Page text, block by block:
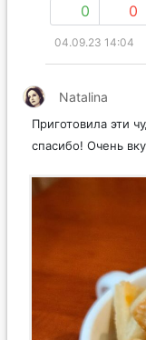
0 0
04.09.23 14:04
Natalina
Приготовила эти
спасибо! Очень